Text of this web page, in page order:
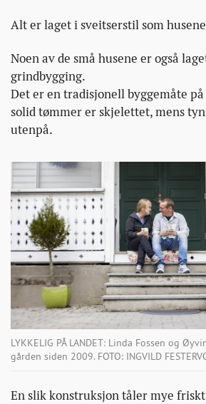
Alt er laget i sveitserstil som
Noen av de små husene er også
grindbygging.
Det er en tradisjonell byggemåte
solid tømmer er skjelettet, mens
utenpå.
LYKKELIG PÅ LANDET: Linda Fossen og
gården siden 2009. FOTO: INGVILD
En slik konstruksjon tåler mye